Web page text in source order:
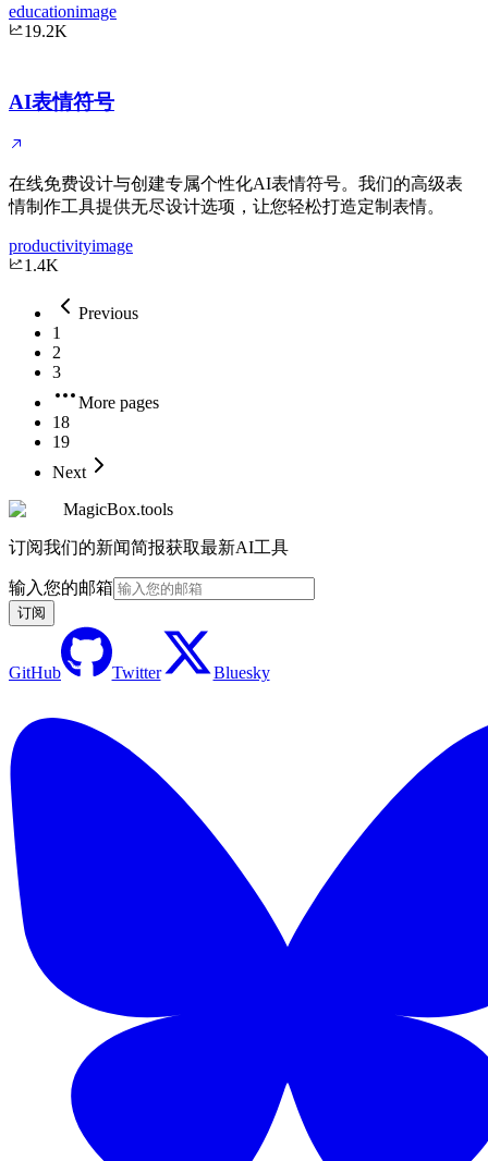
educationimage
19.2K
AI表情符号
在线免费设计与创建专属个性化AI表情符号。我们的高级表
情制作工具提供无尽设计选项，让您轻松打造定制表情。
productivityimage
1.4K
Previous
1
2
3
More pages
18
19
Next
MagicBox.tools
订阅我们的新闻简报获取最新AI工具
输入您的邮箱
订阅
GitHub Twitter Bluesky